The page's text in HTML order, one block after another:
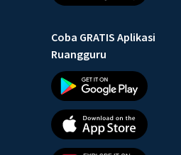
Coba GRATIS Aplikasi
Ruangguru